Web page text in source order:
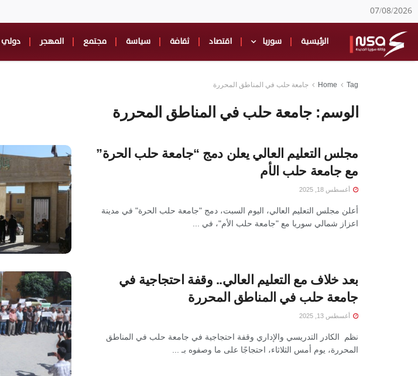
07/08/2026
الرئيسية سوريا اقتصاد ثقافة سياسة مجتمع المهجر دولي
Home Tag جامعة حلب في المناطق المحررة
الوسم:جامعة حلب في المناطق المحررة
مجلس التعليم العالي يعلن دمج “جامعة حلب الحرة”
مع جامعة حلب الأم
أغسطس 18, 2025
أعلن مجلس التعليم العالي، اليوم السبت، دمج "جامعة حلب الحرة" في مدينة
اعزاز شمالي سوريا مع "جامعة حلب الأم"، في ...
بعد خلاف مع التعليم العالي.. وقفة احتجاجية في
جامعة حلب في المناطق المحررة
أغسطس 13, 2025
نظم الكادر التدريسي والإداري وقفة احتجاجية في جامعة حلب في المناطق
المحررة، يوم أمس الثلاثاء، احتجاجًا على ما وصفوه بـ ...